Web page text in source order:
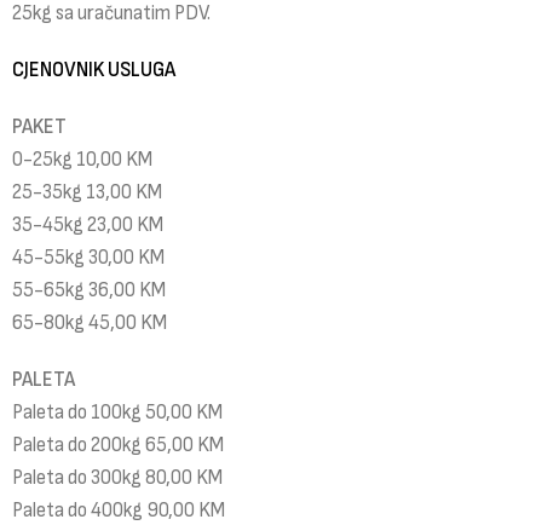
25kg sa uračunatim PDV.
CJENOVNIK USLUGA
PAKET
0-25kg 10,00 KM
25-35kg 13,00 KM
35-45kg 23,00 KM
45-55kg 30,00 KM
55-65kg 36,00 KM
65-80kg 45,00 KM
PALETA
Paleta do 100kg 50,00 KM
Paleta do 200kg 65,00 KM
Paleta do 300kg 80,00 KM
Paleta do 400kg 90,00 KM